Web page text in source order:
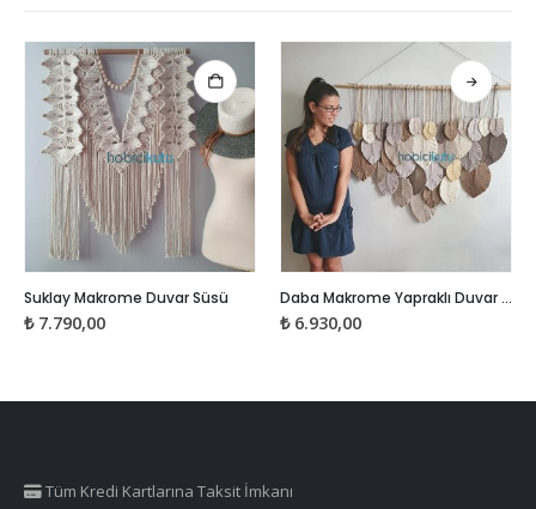
Suklay Makrome Duvar Süsü
₺7.790,00
Bu ürünün birden fazla varyasyonu var. Seçenekler ürün sayfasından seçilebilir
Daba Makrome Yapraklı Duvar Süsü
₺6.930,00
Tüm Kredi Kartlarına Taksit İmkanı